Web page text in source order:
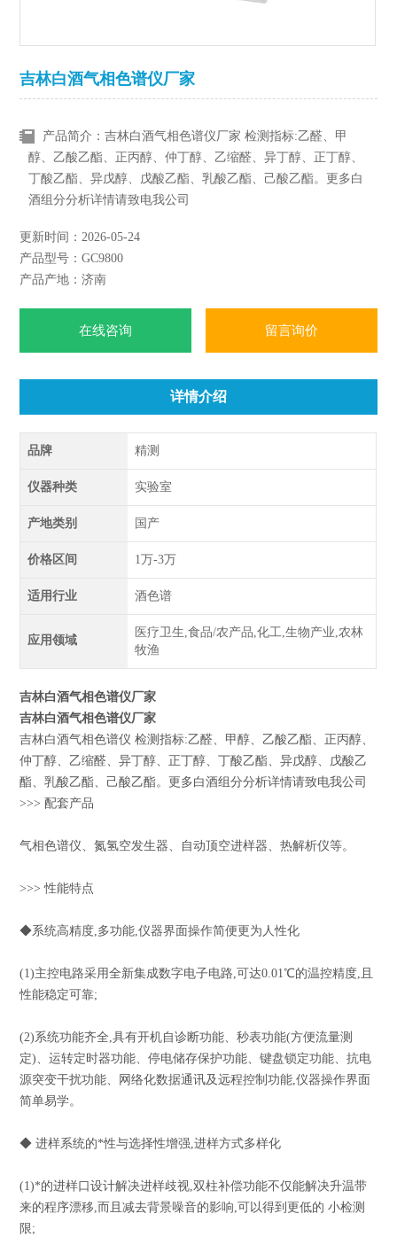
吉林白酒气相色谱仪厂家
产品简介：吉林白酒气相色谱仪厂家 检测指标:乙醛、甲
醇、乙酸乙酯、正丙醇、仲丁醇、乙缩醛、异丁醇、正丁醇、
丁酸乙酯、异戊醇、戊酸乙酯、乳酸乙酯、己酸乙酯。更多白
酒组分分析详情请致电我公司
白酒分析 酒厂专用气相色谱仪 GC9800N采用氢火焰检测器
(FID),可选配毛细管柱和填充柱两种进样系统,整合国产仪器优
点,进行全面升级,性能特点及技术指标皆可与相提并论,是国产
仪器的,
更新时间：2026-05-24
产品型号：GC9800
产品产地：济南
在线咨询 留言询价
详情介绍
品牌 精测
仪器种类 实验室
产地类别 国产
价格区间 1万-3万
适用行业 酒色谱
应用领域
医疗卫生,食品/农产品,化工,生物产业,农林
牧渔
吉林白酒气相色谱仪厂家
吉林白酒气相色谱仪厂家
吉林白酒气相色谱仪 检测指标:乙醛、甲醇、乙酸乙酯、正丙醇、
仲丁醇、乙缩醛、异丁醇、正丁醇、丁酸乙酯、异戊醇、戊酸乙
酯、乳酸乙酯、己酸乙酯。更多白酒组分分析详情请致电我公司
>>> 配套产品
气相色谱仪、氮氢空发生器、自动顶空进样器、热解析仪等。
>>> 性能特点
◆系统高精度,多功能,仪器界面操作简便更为人性化
(1)主控电路采用全新集成数字电子电路,可达0.01℃的温控精度,且
性能稳定可靠;
(2)系统功能齐全,具有开机自诊断功能、秒表功能(方便流量测
定)、运转定时器功能、停电储存保护功能、键盘锁定功能、抗电
源突变干扰功能、网络化数据通讯及远程控制功能,仪器操作界面
简单易学。
◆ 进样系统的*性与选择性增强,进样方式多样化
(1)*的进样口设计解决进样歧视,双柱补偿功能不仅能解决升温带
来的程序漂移,而且减去背景噪音的影响,可以得到更低的 小检测
限;